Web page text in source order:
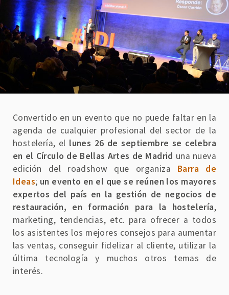
Convertido en un evento que no puede faltar en la
agenda de cualquier profesional del sector de la
hostelería, el lunes 26 de septiembre se celebra
en el Círculo de Bellas Artes de Madrid una nueva
edición del roadshow que organiza Barra de
Ideas; un evento en el que se reúnen los mayores
expertos del país en la gestión de negocios de
restauración, en formación para la hostelería,
marketing, tendencias, etc. para ofrecer a todos
los asistentes los mejores consejos para aumentar
las ventas, conseguir fidelizar al cliente, utilizar la
última tecnología y muchos otros temas de
interés.